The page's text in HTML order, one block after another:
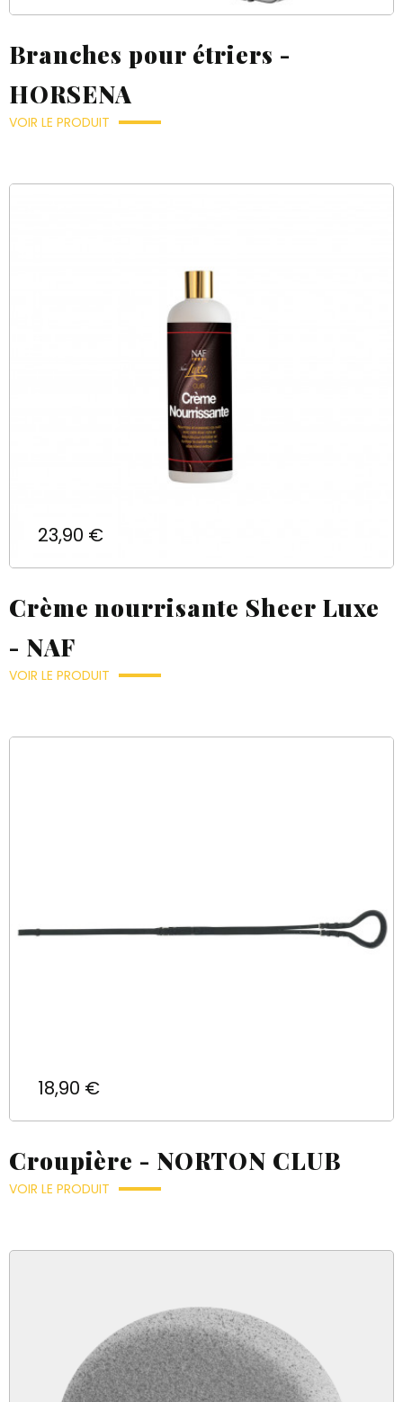
((cancelText))
((createText))
((cancelText))
((cancelText))
((loginText))
Branches pour étriers -
HORSENA
VOIR LE PRODUIT
Prix
23,90 €
Crème nourrisante Sheer Luxe
- NAF
VOIR LE PRODUIT
Prix
18,90 €
Croupière - NORTON CLUB
VOIR LE PRODUIT